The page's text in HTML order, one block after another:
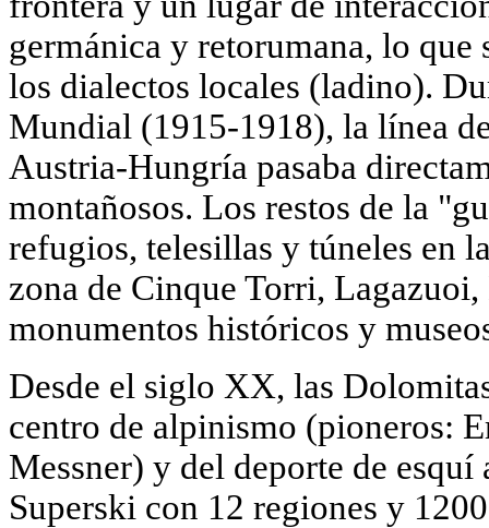
germánica y retorumana, lo
los dialectos locales (ladino).
Mundial (1915-1918), la línea
Austria-Hungría pasaba
montañosos. Los restos de la
refugios, telesillas y túneles en
zona de Cinque Torri,
monumentos históricos y
Desde el siglo XX, las
centro de alpinismo (pioneros:
Messner) y del deporte de
Superski con 12 regiones y